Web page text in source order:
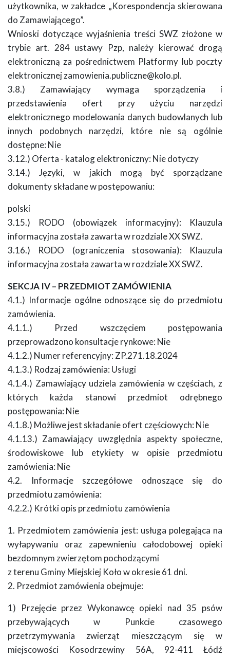
użytkownika, w zakładce „Korespondencja skierowana
do Zamawiającego”.
Wnioski dotyczące wyjaśnienia treści SWZ złożone w
trybie art. 284 ustawy Pzp, należy kierować drogą
elektroniczną za pośrednictwem Platformy lub poczty
elektronicznej zamowienia.publiczne@kolo.pl.
3.8.) Zamawiający wymaga sporządzenia i
przedstawienia ofert przy użyciu narzędzi
elektronicznego modelowania danych budowlanych lub
innych podobnych narzędzi, które nie są ogólnie
dostępne: Nie
3.12.) Oferta - katalog elektroniczny: Nie dotyczy
3.14.) Języki, w jakich mogą być sporządzane
dokumenty składane w postępowaniu:
polski
3.15.) RODO (obowiązek informacyjny): Klauzula
informacyjna została zawarta w rozdziale XX SWZ.
3.16.) RODO (ograniczenia stosowania): Klauzula
informacyjna została zawarta w rozdziale XX SWZ.
SEKCJA IV – PRZEDMIOT ZAMÓWIENIA
4.1.) Informacje ogólne odnoszące się do przedmiotu
zamówienia.
4.1.1.) Przed wszczęciem postępowania
przeprowadzono konsultacje rynkowe: Nie
4.1.2.) Numer referencyjny: ZP.271.18.2024
4.1.3.) Rodzaj zamówienia: Usługi
4.1.4.) Zamawiający udziela zamówienia w częściach, z
których każda stanowi przedmiot odrębnego
postępowania: Nie
4.1.8.) Możliwe jest składanie ofert częściowych: Nie
4.1.13.) Zamawiający uwzględnia aspekty społeczne,
środowiskowe lub etykiety w opisie przedmiotu
zamówienia: Nie
4.2. Informacje szczegółowe odnoszące się do
przedmiotu zamówienia:
4.2.2.) Krótki opis przedmiotu zamówienia
1. Przedmiotem zamówienia jest: usługa polegająca na
wyłapywaniu oraz zapewnieniu całodobowej opieki
bezdomnym zwierzętom pochodzącymi
z terenu Gminy Miejskiej Koło w okresie 61 dni.
2. Przedmiot zamówienia obejmuje:
1) Przejęcie przez Wykonawcę opieki nad 35 psów
przebywających w Punkcie czasowego
przetrzymywania zwierząt mieszczącym się w
miejscowości Kosodrzewiny 56A, 92-411 Łódź